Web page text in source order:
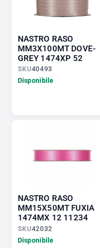
NASTRO RASO
MM3X100MT DOVE-
GREY 1474XP 52
SKU40493
Disponibile
NASTRO RASO
MM15X50MT FUXIA
1474MX 12 11234
SKU42032
Disponibile